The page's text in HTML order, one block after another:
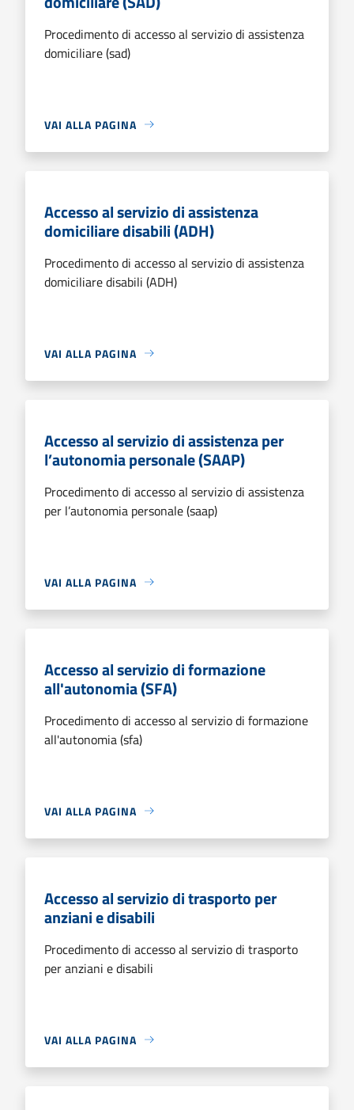
Procedimento di accesso al servizio di assistenza
domiciliare (sad)
VAI ALLA PAGINA
Accesso al servizio di assistenza
domiciliare disabili (ADH)
Procedimento di accesso al servizio di assistenza
domiciliare disabili (ADH)
VAI ALLA PAGINA
Accesso al servizio di assistenza per
l’autonomia personale (SAAP)
Procedimento di accesso al servizio di assistenza
per l’autonomia personale (saap)
VAI ALLA PAGINA
Accesso al servizio di formazione
all'autonomia (SFA)
Procedimento di accesso al servizio di formazione
all'autonomia (sfa)
VAI ALLA PAGINA
Accesso al servizio di trasporto per
anziani e disabili
Procedimento di accesso al servizio di trasporto
per anziani e disabili
VAI ALLA PAGINA